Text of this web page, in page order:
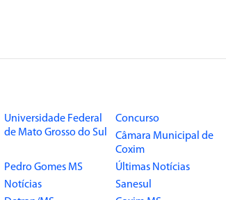
Universidade Federal
de Mato Grosso do Sul
Concurso
Câmara Municipal de
Coxim
Pedro Gomes MS
Últimas Notícias
Notícias
Sanesul